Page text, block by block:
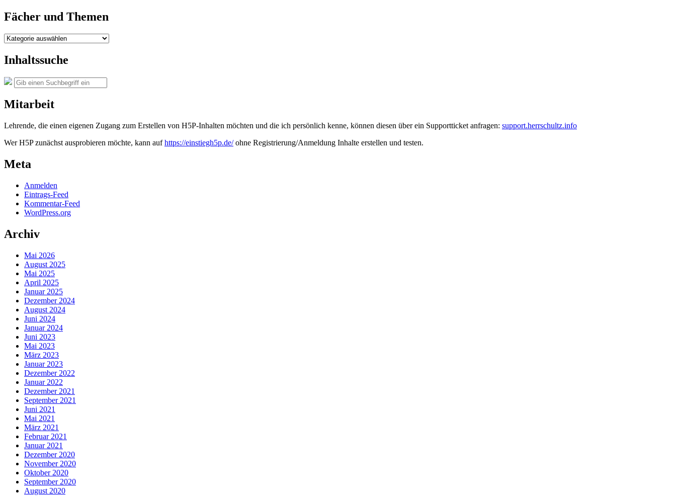
Fächer und Themen
Fächer
Themen
Inhaltssuche
Suche
nach:
Suchen
Mitarbeit
Lehrende, die einen eigenen Zugang zum Erstellen von H5P-Inhalten möchten und die ich persönlich kenne, können diesen über ein Supportticket anfragen: support.herrschultz.info
Wer H5P zunächst ausprobieren möchte, kann aufhttps://einstiegh5p.de/ohne Registrierung/Anmeldung Inhalte erstellen und testen.
Meta
Anmelden
Eintrags-Feed
Kommentar-Feed
WordPress.org
Archiv
Mai 2026
August 2025
Mai 2025
April 2025
Januar 2025
Dezember 2024
August 2024
Juni 2024
Januar 2024
Juni 2023
Mai 2023
März 2023
Januar 2023
Dezember 2022
Januar 2022
Dezember 2021
September 2021
Juni 2021
Mai 2021
März 2021
Februar 2021
Januar 2021
Dezember 2020
November 2020
Oktober 2020
September 2020
August 2020